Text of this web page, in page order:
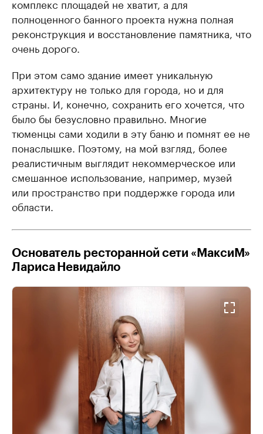
комплекс площадей не хватит, а для
полноценного банного проекта нужна полная
реконструкция и восстановление памятника, что
очень дорого.
При этом само здание имеет уникальную
архитектуру не только для города, но и для
страны. И, конечно, сохранить его хочется, что
было бы безусловно правильно. Многие
тюменцы сами ходили в эту баню и помнят ее не
понаслышке. Поэтому, на мой взгляд, более
реалистичным выглядит некоммерческое или
смешанное использование, например, музей
или пространство при поддержке города или
области.
Основатель ресторанной сети «МаксиМ»
Лариса Невидайло